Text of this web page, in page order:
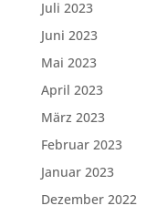
Juli 2023
Juni 2023
Mai 2023
April 2023
März 2023
Februar 2023
Januar 2023
Dezember 2022